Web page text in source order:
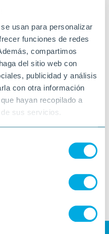
usan para personalizar
funciones de redes
compartimos
del sitio web con
publicidad y análisis
con otra información
hayan recopilado a
sus servicios.